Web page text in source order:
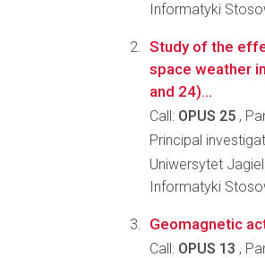
Informatyki
Study of the
space weather
and 24)...
Call: OPUS 25 ,
Principal
Uniwersytet
Informatyki
Geomagnetic
Call: OPUS 13 ,